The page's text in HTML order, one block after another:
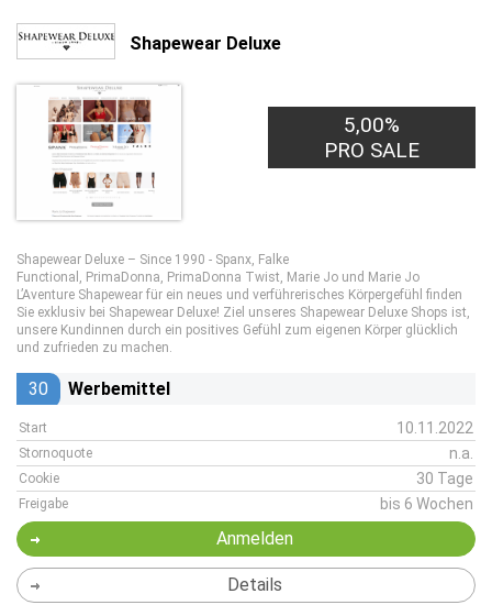
Shapewear Deluxe
5,00%
PRO SALE
Shapewear Deluxe – Since 1990 - Spanx, Falke
Functional, PrimaDonna, PrimaDonna Twist, Marie Jo und Marie Jo
L’Aventure Shapewear für ein neues und verführerisches Körpergefühl finden
Sie exklusiv bei Shapewear Deluxe! Ziel unseres Shapewear Deluxe Shops ist,
unsere Kundinnen durch ein positives Gefühl zum eigenen Körper glücklich
und zufrieden zu machen.
30 Werbemittel
Start 10.11.2022
Stornoquote n.a.
Cookie 30 Tage
Freigabe bis 6 Wochen
Anmelden
Details